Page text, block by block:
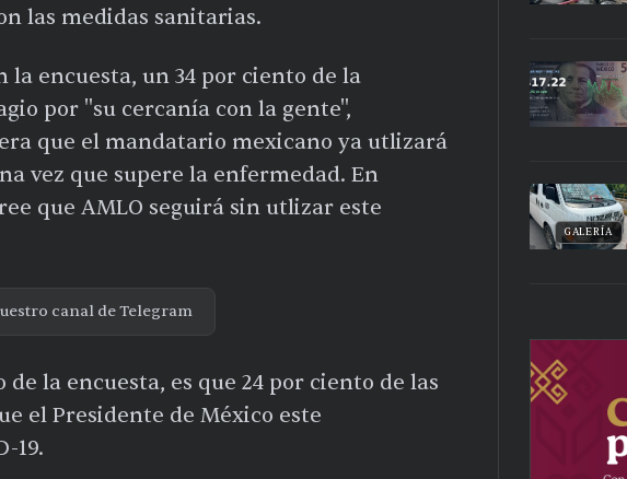
las medidas sanitarias.
la encuesta, un 34 por ciento de la
por "su cercanía con la gente",
que el mandatario mexicano ya utlizará
vez que supere la enfermedad. En
que AMLO seguirá sin utlizar este
canal de Telegram
la encuesta, es que 24 por ciento de las
el Presidente de México este
19.
GALERÍA